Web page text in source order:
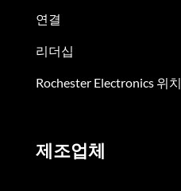
연결
리더십
Rochester Electronics 위치
제조업체